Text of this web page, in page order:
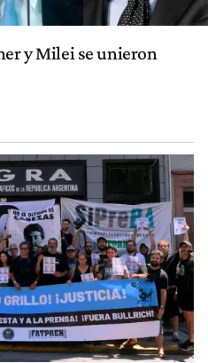
y Milei se unieron